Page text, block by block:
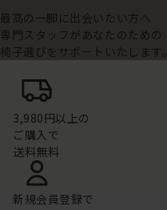
最高の一脚に出会いたい方へ
専門スタッフがあなたのための
椅子選びをサポートいたします。
3,980円以上の
ご購入で
送料無料
新規会員登録で